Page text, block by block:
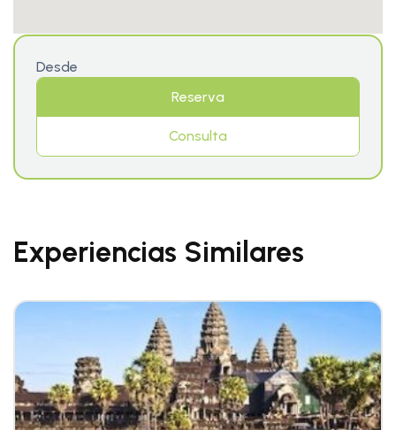
Desde
Reserva
Consulta
Experiencias Similares